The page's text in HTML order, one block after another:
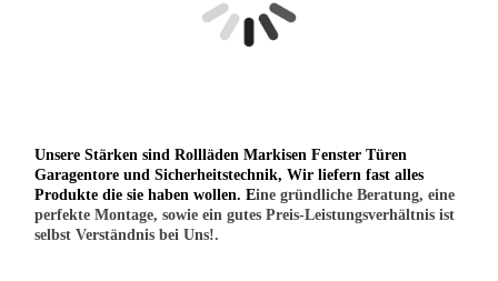
Unsere Stärken sind Rollläden Markisen Fenster Türen
Garagentore und Sicherheitstechnik, Wir liefern fast alles
Produkte die sie haben wollen. Eine gründliche Beratung, eine
perfekte Montage, sowie ein gutes Preis-Leistungsverhältnis ist
selbst Verständnis bei Uns!.